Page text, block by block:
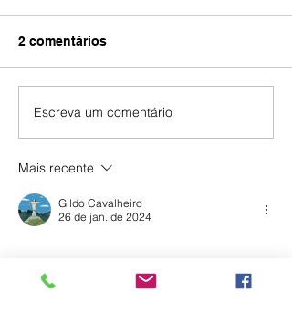
Pré-Conferência Ouse
Sonhar: Foi um tempo
2 comentários
Escreva um comentário
Mais recente
Gildo Cavalheiro
26 de jan. de 2024